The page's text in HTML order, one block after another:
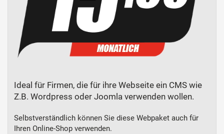
Ideal für Firmen, die für ihre Webseite ein CMS wie
Z.B. Wordpress oder Joomla verwenden wollen.
Selbstverständlich können Sie diese Webpaket auch für
Ihren Online-Shop verwenden.